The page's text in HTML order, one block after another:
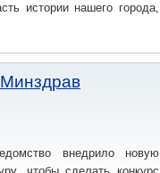
истории нашего города,
внедрило новую